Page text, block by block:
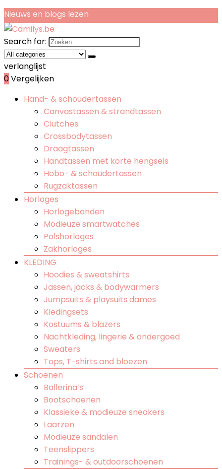
Nieuws en blogs lezen
Search for:
verlanglijst
0Vergelijken
Hand- & schoudertassen
Canvastassen & strandtassen
Clutches
Crossbodytassen
Draagtassen
Handtassen met korte hengsels
Hobo- & schoudertassen
Rugzaktassen
Horloges
Horlogebanden
Modieuze smartwatches
Polshorloges
Zakhorloges
KLEDING
Hoodies & sweatshirts
Jassen, jacks & bodywarmers
Jumpsuits & playsuits dames
Kledingsets
Kostuums & blazers
Nachtkleding, lingerie & ondergoed
Sweaters
Tops, T-shirts and bloezen
Schoenen
Ballerina’s
Bootschoenen
Klassieke & modieuze sneakers
Laarzen
Modieuze sandalen
Teenslippers
Trainings- & outdoorschoenen